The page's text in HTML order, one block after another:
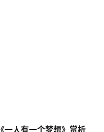
《一人有一个梦想》赏析